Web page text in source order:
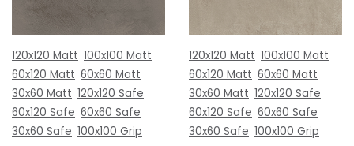
120x120 Matt 100x100 Matt
60x120 Matt 60x60 Matt
30x60 Matt 120x120 Safe
60x120 Safe 60x60 Safe
30x60 Safe 100x100 Grip
120x120 Matt 100x100 Matt
60x120 Matt 60x60 Matt
30x60 Matt 120x120 Safe
60x120 Safe 60x60 Safe
30x60 Safe 100x100 Grip